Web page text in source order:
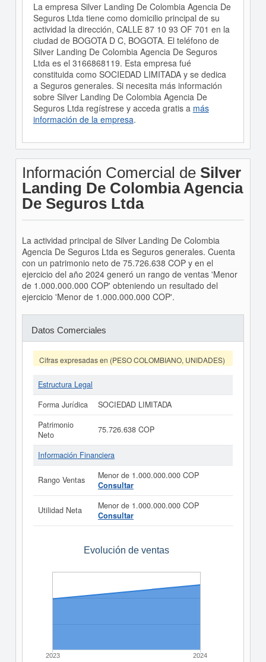
La empresa Silver Landing De Colombia Agencia De
Seguros Ltda tiene como domicilio principal de su
actividad la dirección, CALLE 87 10 93 OF 701 en la
ciudad de BOGOTA D C, BOGOTA. El teléfono de
Silver Landing De Colombia Agencia De Seguros
Ltda es el 3166868119. Esta empresa fué
constituida como SOCIEDAD LIMITADA y se dedica
a Seguros generales. Si necesita más información
sobre Silver Landing De Colombia Agencia De
Seguros Ltda regístrese y acceda gratis a más
información de la empresa.
Información Comercial de Silver
Landing De Colombia Agencia
De Seguros Ltda
La actividad principal de Silver Landing De Colombia
Agencia De Seguros Ltda es Seguros generales. Cuenta
con un patrimonio neto de 75.726.638 COP y en el
ejercicio del año 2024 generó un rango de ventas 'Menor
de 1.000.000.000 COP' obteniendo un resultado del
ejercicio 'Menor de 1.000.000.000 COP'.
Datos Comerciales
Cifras expresadas en (PESO COLOMBIANO, UNIDADES)
Estructura Legal
Forma Jurídica
SOCIEDAD LIMITADA
Patrimonio
Neto
75.726.638 COP
Información Financiera
Rango Ventas
Menor de 1.000.000.000 COP
Consultar
Utilidad Neta
Menor de 1.000.000.000 COP
Consultar
Evolución de ventas
2023 2024